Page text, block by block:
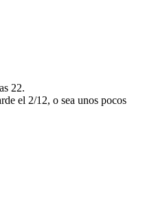
22.
el 2/12, o sea unos pocos